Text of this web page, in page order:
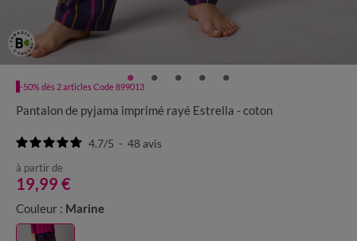
-50% dès 2 articles Code 899013
Pantalon de pyjama imprimé rayé Estrella - coton
4.7/5 - 48avis
à partir de
19,99 €
Couleur : Marine